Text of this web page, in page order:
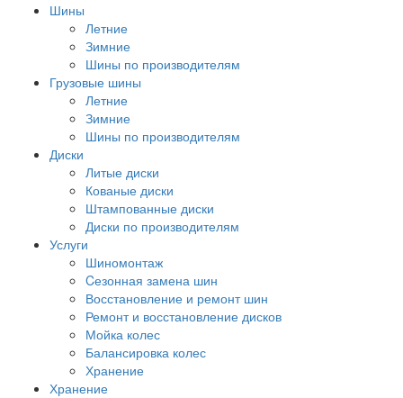
Шины
Летние
Зимние
Шины по производителям
Грузовые шины
Летние
Зимние
Шины по производителям
Диски
Литые диски
Кованые диски
Штампованные диски
Диски по производителям
Услуги
Шиномонтаж
Cезонная замена шин
Восстановление и ремонт шин
Ремонт и восстановление дисков
Мойка колес
Балансировка колес
Хранение
Хранение